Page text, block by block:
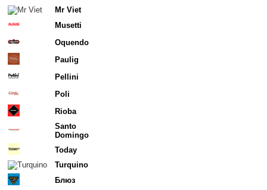
Mr Viet
Musetti
Oquendo
Paulig
Pellini
Poli
Rioba
Santo
Domingo
Today
Turquino
Блюз